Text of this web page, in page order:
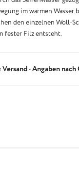
im warmen Wasser
den einzelnen Woll-
fester Filz entsteht.
- Angaben nach